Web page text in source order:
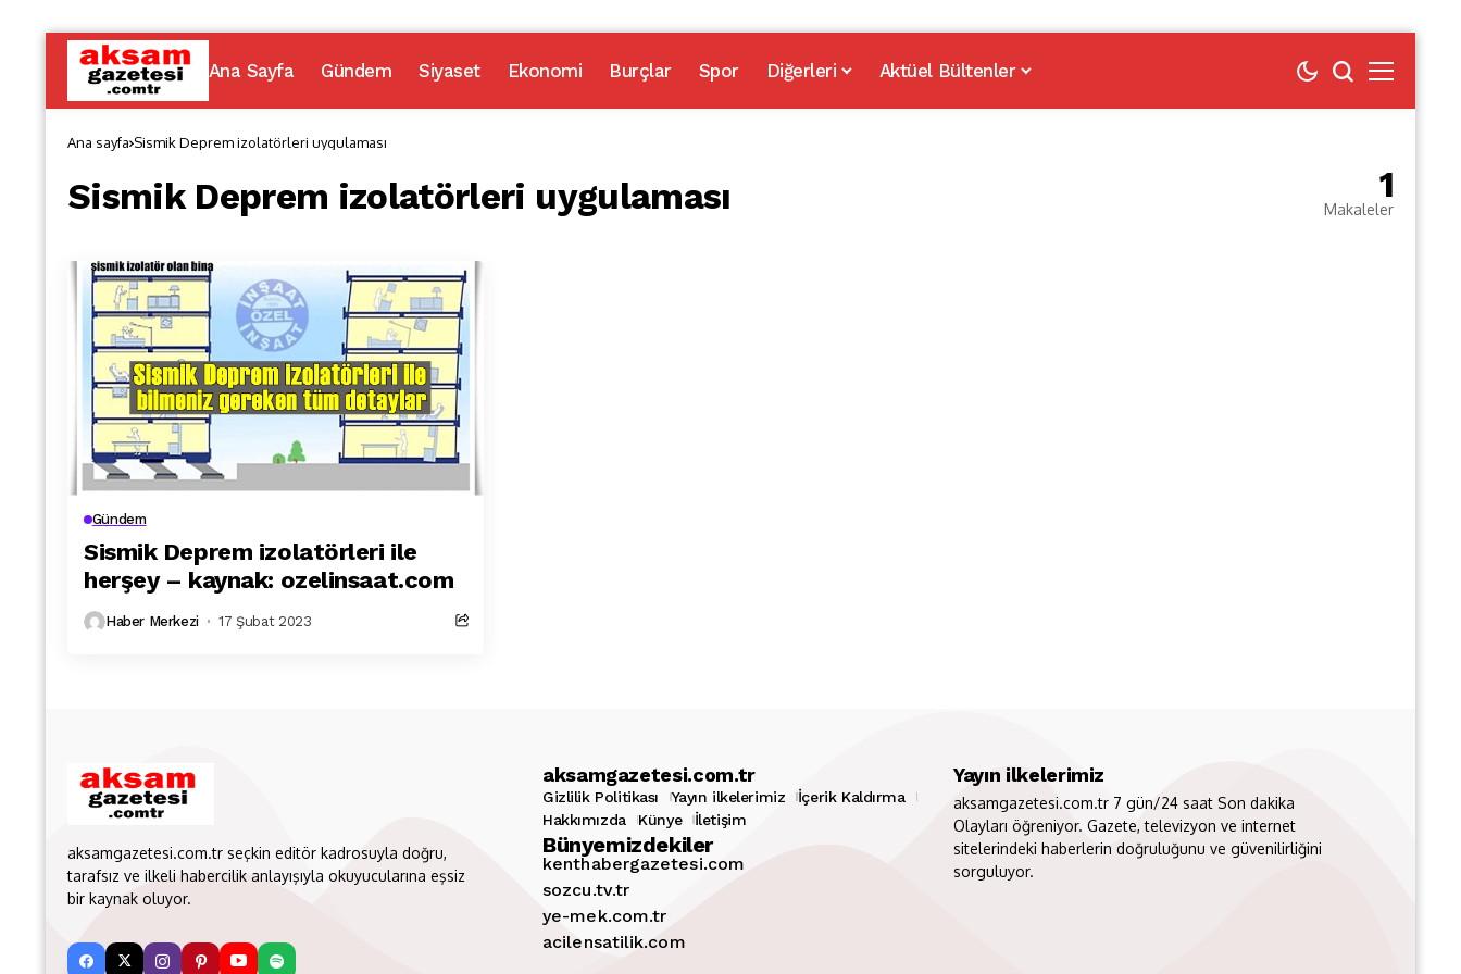
Ana Sayfa Gündem Siyaset Ekonomi Burçlar Spor Diğerleri Aktüel Bültenler
Ana sayfa Sismik Deprem izolatörleri uygulaması
Sismik Deprem izolatörleri uygulaması 1
Makaleler
Gündem
Sismik Deprem izolatörleri ile
herşey – kaynak: ozelinsaat.com
Haber Merkezi 17 Şubat 2023
aksamgazetesi.com.tr seçkin editör kadrosuyla doğru,
tarafsız ve ilkeli habercilik anlayışıyla okuyucularına eşsiz
bir kaynak oluyor.
aksamgazetesi.com.tr
Gizlilik Politikası Yayın ilkelerimiz
İçerik Kaldırma
Hakkımızda
Künye İletişim
Bünyemizdekiler
kenthabergazetesi.com
sozcu.tv.tr
ye-mek.com.tr
acilensatilik.com
Yayın ilkelerimiz
aksamgazetesi.com.tr 7 gün/24 saat Son dakika
Olayları öğreniyor. Gazete, televizyon ve internet
sitelerindeki haberlerin doğruluğunu ve güvenilirliğini
sorguluyor.